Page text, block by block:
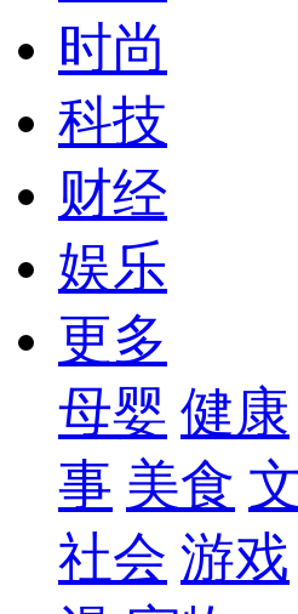
时尚
科技
财经
娱乐
更多
母婴 健康
事 美食
社会 游戏